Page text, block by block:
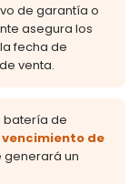
de garantía o
asegura los
fecha de
venta.
batería de
de
generará un